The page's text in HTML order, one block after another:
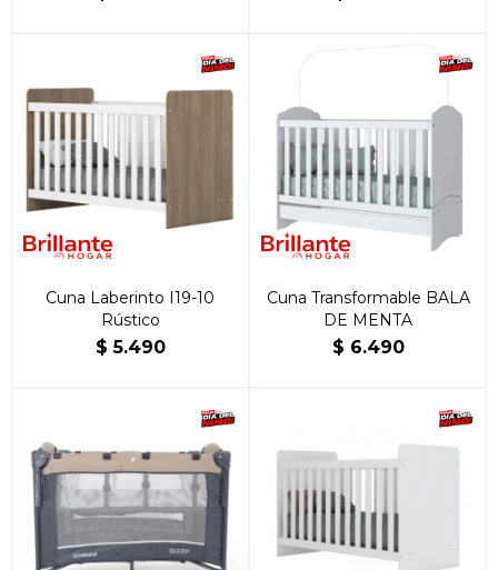
Cuna Laberinto I19-10
Rústico
$ 5.490
Cuna Transformable BALA
DE MENTA
$ 6.490